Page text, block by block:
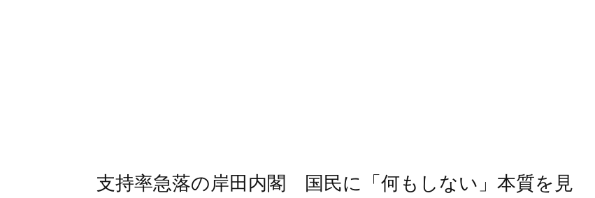
支持率急落の岸田内閣 国民に「何もしない」本質を見